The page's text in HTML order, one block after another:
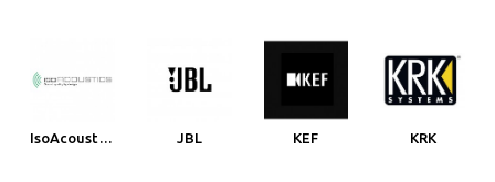
IsoAcoustics JBL KEF KRK